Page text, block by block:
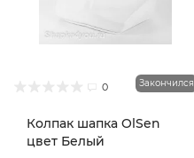
0 Закончился
Колпак шапка OlSen
цвет Белый